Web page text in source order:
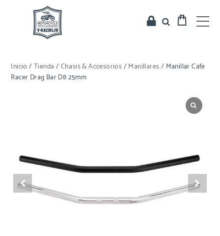
Inicio /Tienda /Chasis & Accesorios/Manillares/ Manillar Cafe
Racer Drag Bar D8 25mm